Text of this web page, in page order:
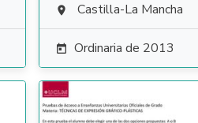
 Castilla-La Mancha
 Ordinaria de 2013